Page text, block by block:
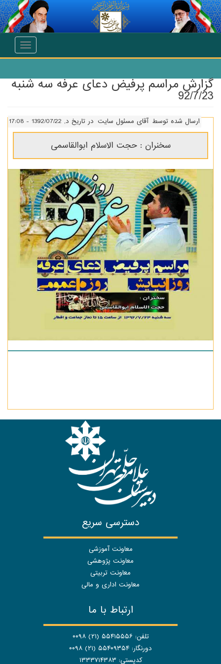
انتقال به محتوای اصلی
Toggle
گزارش مراسم پرفیض دعای عرفه سه شنبه
92/7/23
ارسال شده توسط آقای مسئول سایت در تاریخ د, 1392/07/22 - 17:08
سخنران : حجت الاسلام ابوالقاسمی
دسترسی سریع
معاونت آموزشی
معاونت پژوهشی
معاونت تربیتی
معاونت اداری و مالی
ارتباط با ما
تلفن: ۵۵۴۱۵۵۵۶ (۲۱) ۰۰۹۸
دورنگار: ۵۵۴۰۹۳۵۴ (۲۱) ۰۰۹۸
کدپستی: ۱۳۳۳۷۱۴۳۸۳